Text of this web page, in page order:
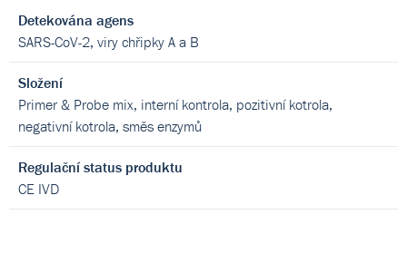
Detekována agens
SARS-CoV-2, viry chřipky A a B
Složení
Primer & Probe mix, interní kontrola, pozitivní kotrola,
negativní kotrola, směs enzymů
Regulační status produktu
CE IVD